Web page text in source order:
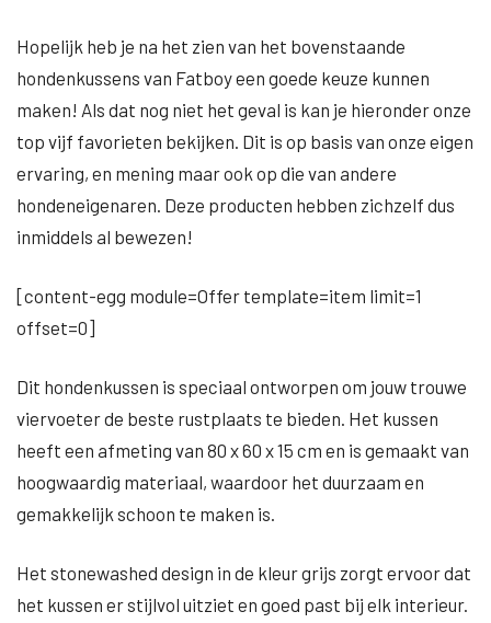
Hopelijk heb je na het zien van het bovenstaande
hondenkussens van Fatboy een goede keuze kunnen
maken! Als dat nog niet het geval is kan je hieronder onze
top vijf favorieten bekijken. Dit is op basis van onze eigen
ervaring, en mening maar ook op die van andere
hondeneigenaren. Deze producten hebben zichzelf dus
inmiddels al bewezen!
[content-egg module=Offer template=item limit=1
offset=0]
Dit hondenkussen is speciaal ontworpen om jouw trouwe
viervoeter de beste rustplaats te bieden. Het kussen
heeft een afmeting van 80 x 60 x 15 cm en is gemaakt van
hoogwaardig materiaal, waardoor het duurzaam en
gemakkelijk schoon te maken is.
Het stonewashed design in de kleur grijs zorgt ervoor dat
het kussen er stijlvol uitziet en goed past bij elk interieur.